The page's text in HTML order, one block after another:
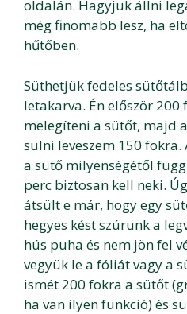
oldalán. Hagyjuk állni
még finomabb lesz, ha
hűtőben.
Süthetjük fedeles
letakarva. Én először
melegíteni a sütőt, majd
sülni leveszem 150
a sütő milyenségétől
perc biztosan kell neki.
átsült e már, hogy egy
hegyes kést szúrunk a
hús puha és nem jön fel
vegyük le a fóliát vagy a
ismét 200 fokra a sütőt
ha van ilyen funkció) és